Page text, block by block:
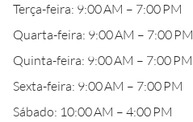
Terça-feira: 9:00 AM – 7:00 PM
Quarta-feira: 9:00 AM – 7:00 PM
Quinta-feira: 9:00 AM – 7:00 PM
Sexta-feira: 9:00 AM – 7:00 PM
Sábado: 10:00 AM – 4:00 PM